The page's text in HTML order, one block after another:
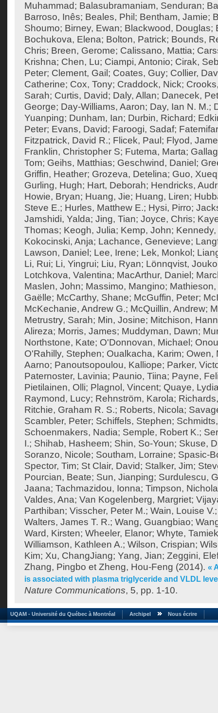
Muhammad; Balasubramaniam, Senduran;
Barroso, Inês; Beales, Phil ; Bentham, Jamie;
Shoumo; Birney, Ewan; Blackwood, Douglas;
Bochukova, Elena; Bolton, Patrick; Bounds,
Chris; Breen, Gerome; Calissano, Mattia;
Krishna; Chen, Lu; Ciampi, Antonio; Cirak,
Peter; Clement, Gail ; Coates, Guy; Collier,
Catherine; Cox, Tony; Craddock, Nick;
Sarah; Curtis, David; Daly, Allan; Danecek,
George; Day-Williams, Aaron; Day, Ian N. M.;
Yuanping; Dunham, Ian; Durbin, Richard;
Peter; Evans, David; Faroogi, Sadaf;
Fitzpatrick, David R.; Flicek, Paul ; Flyod,
Franklin, Christopher S; Futema, Marta;
Tom; Geihs, Matthias; Geschwind, Daniel ;
Griffin, Heather; Grozeva, Detelina; Guo,
Gurling, Hugh; Hart, Deborah; Hendricks,
Howie, Bryan; Huang, Jie; Huang, Liren;
Steve E.; Hurles, Matthew E.; Hysi, Pirro;
Jamshidi, Yalda; Jing, Tian; Joyce, Chris;
Thomas; Keogh, Julia; Kemp, John;
Kokocinski, Anja; Lachance, Genevieve;
Lawson, Daniel ; Lee, Irene; Lek, Monkol ;
Li, Rui; Li, Yingrui; Liu, Ryan; Lönnqvist, Jouko
Lotchkova, Valentina; MacArthur, Daniel ;
Maslen, John; Massimo, Mangino; Mathieson,
Gaëlle; McCarthy, Shane; McGuffin, Peter;
McKechanie, Andrew G.; McQuillin, Andrew;
Metrustry, Sarah; Min, Josine; Mitchison,
Alireza; Morris, James; Muddyman, Dawn;
Northstone, Kate; O'Donnovan, Michael ;
O'Rahilly, Stephen; Oualkacha, Karim; Owen,
Aarno; Panoutsopoulou, Kalliope; Parker,
Paternoster, Lavinia; Paunio, Tiina; Payne,
Pietilainen, Olli; Plagnol, Vincent; Quaye,
Raymond, Lucy; Rehnström, Karola;
Ritchie, Graham R. S.; Roberts, Nicola;
Scambler, Peter; Schiffels, Stephen;
Schoenmakers, Nadia; Semple, Robert K.;
I.; Shihab, Hasheem; Shin, So-Youn; Skuse,
Soranzo, Nicole; Southam, Lorraine; Spasic-
Spector, Tim; St Clair, David; Stalker, Jim;
Pourcian, Beate; Sun, Jianping; Surdulescu,
Jaana; Tachmazidou, Ionna; Timpson,
Valdes, Ana; Van Kogelenberg, Margriet;
Parthiban; Visscher, Peter M.; Wain, Louise V.
Walters, James T. R.; Wang, Guangbiao;
Ward, Kirsten; Wheeler, Elanor; Whyte,
Williamson, Kathleen A.; Wilson, Crispian;
Kim; Xu, ChangJiang; Yang, Jian; Zeggini,
Zhang, Pingbo et Zheng, Hou-Feng (2014). «
is associated with plasma triglyceride and VLDL
Nature Communications, 5, pp. 1-10.
UQAM - Université du Québec à Montréal Archipel Nous écrire